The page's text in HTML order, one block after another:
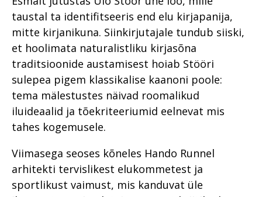
taustal ta identifitseeris end elu kirjapanija,
mitte kirjanikuna. Siinkirjutajale tundub siiski,
et hoolimata naturalistliku kirjasõna
traditsioonide austamisest hoiab Stööri
sulepea pigem klassikalise kaanoni poole:
tema mälestustes näivad roomalikud
iluideaalid ja tõekriteeriumid eelnevat mis
tahes kogemusele.
Viimasega seoses kõneles Hando Runnel
arhitekti tervislikest elukommetest ja
sportlikust vaimust, mis kanduvat üle